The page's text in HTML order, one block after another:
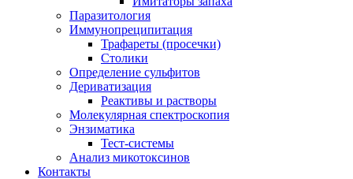
Паразитология
Иммунопреципитация
Трафареты (просечки)
Столики
Определение сульфитов
Дериватизация
Реактивы и растворы
Молекулярная спектроскопия
Энзиматика
Тест-системы
Анализ микотоксинов
Контакты